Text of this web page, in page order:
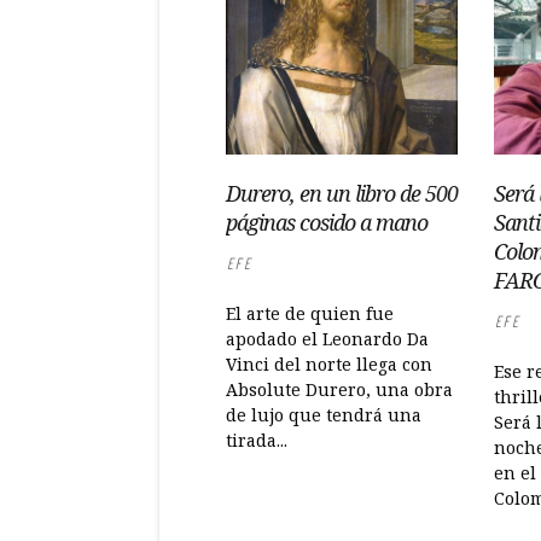
Durero, en un libro de 500
páginas cosido a mano
EFE
El arte de quien fue
apodado el Leonardo Da
Vinci del norte llega con
Absolute Durero, una obra
de lujo que tendrá una
tirada...
Será
EFE
Ese
Será
en el